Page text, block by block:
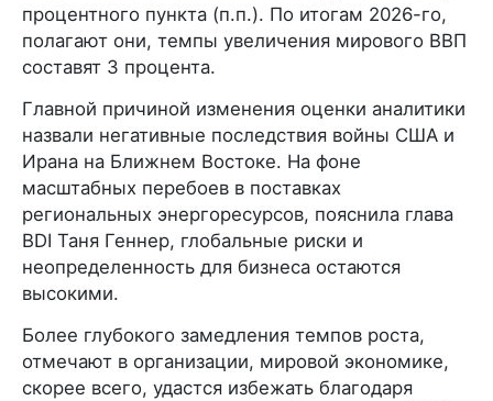
процентного пункта (п.п.). По итогам 2026-го,
полагают они, темпы увеличения мирового ВВП
составят 3 процента.
Главной причиной изменения оценки аналитики
назвали негативные последствия войны США и
Ирана на Ближнем Востоке. На фоне
масштабных перебоев в поставках
региональных энергоресурсов, пояснила глава
BDI Таня Геннер, глобальные риски и
неопределенность для бизнеса остаются
высокими.
Более глубокого замедления темпов роста,
отмечают в организации, мировой экономике,
скорее всего, удастся избежать благодаря